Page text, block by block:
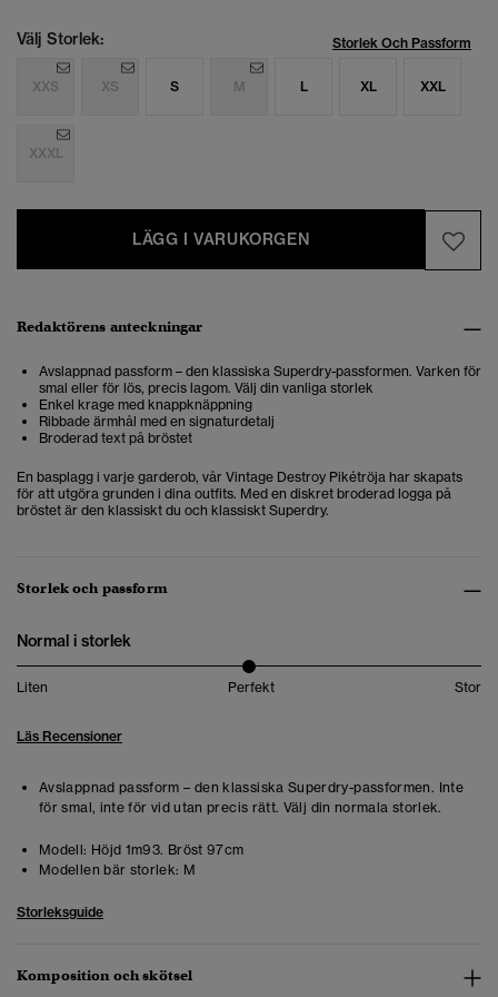
Välj Storlek: Storlek Och Passform
XXS XS S M L XL XXL
XXXL
LÄGG I VARUKORGEN
Redaktörens anteckningar
Avslappnad passform – den klassiska Superdry-passformen. Varken för
smal eller för lös, precis lagom. Välj din vanliga storlek
Enkel krage med knappknäppning
Ribbade ärmhål med en signaturdetalj
Broderad text på bröstet
En basplagg i varje garderob, vår Vintage Destroy Pikétröja har skapats
för att utgöra grunden i dina outfits. Med en diskret broderad logga på
bröstet är den klassiskt du och klassiskt Superdry.
Storlek och passform
Normal i storlek
Liten Perfekt Stor
Läs Recensioner
Avslappnad passform – den klassiska Superdry-passformen. Inte
för smal, inte för vid utan precis rätt. Välj din normala storlek.
Modell: Höjd 1m93. Bröst 97cm
Modellen bär storlek: M
Storleksguide
Komposition och skötsel